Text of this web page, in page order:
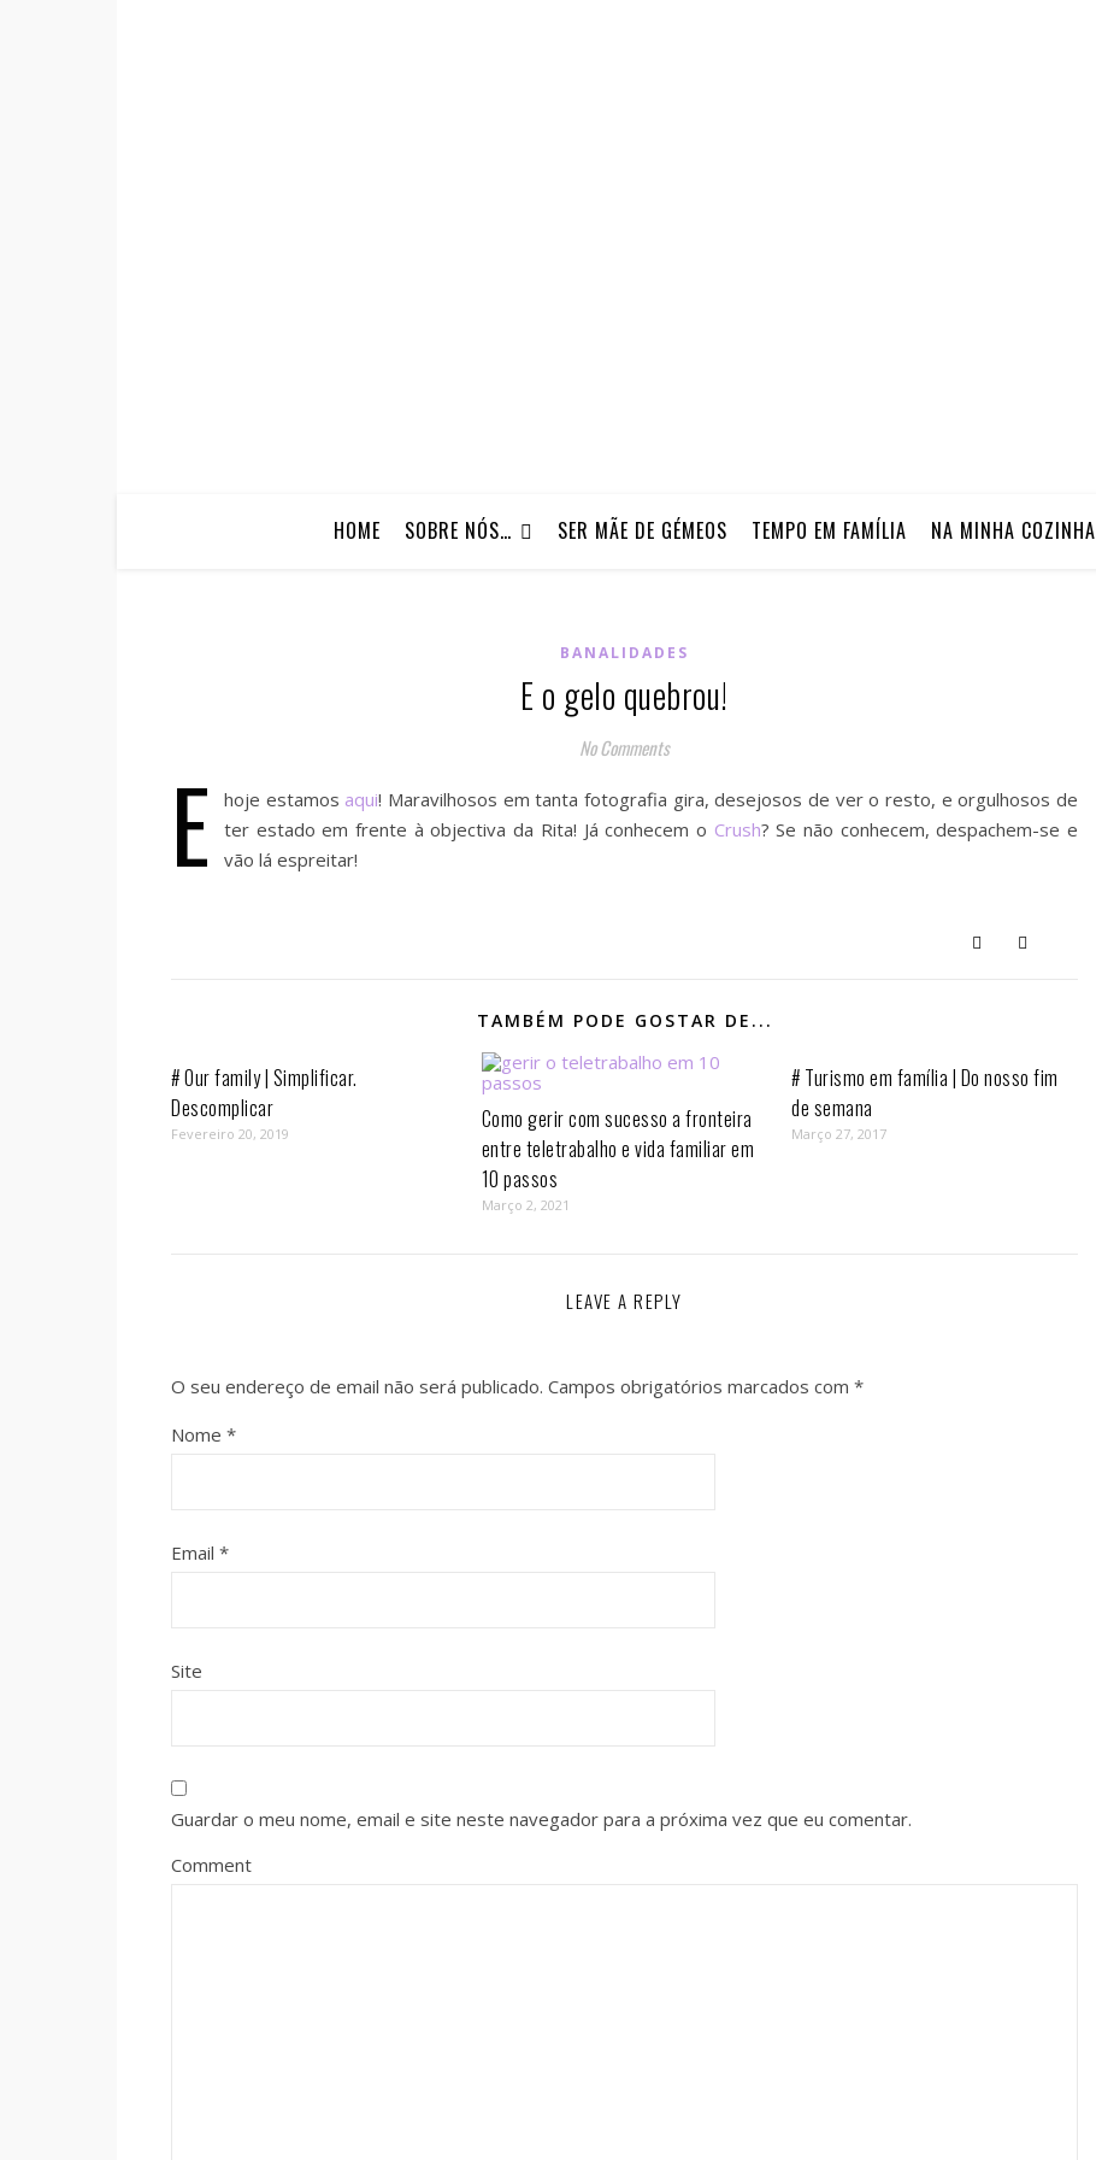
HOME SOBRE NÓS… SER MÃE DE GÉMEOS TEMPO EM FAMÍLIA NA MINHA COZINHA
BANALIDADES
E o gelo quebrou!
No Comments
E hoje estamos aqui! Maravilhosos em tanta fotografia gira, desejosos de ver o resto, e orgulhosos de
ter estado em frente à objectiva da Rita! Já conhecem o Crush? Se não conhecem, despachem-se e
vão lá espreitar!
TAMBÉM PODE GOSTAR DE...
# Our family | Simplificar.
Descomplicar
Fevereiro 20, 2019
Como gerir com sucesso a fronteira
entre teletrabalho e vida familiar em
10 passos⁣
Março 2, 2021
# Turismo em família | Do nosso fim
de semana
Março 27, 2017
LEAVE A REPLY
O seu endereço de email não será publicado. Campos obrigatórios marcados com *
Nome *
Email *
Site
Guardar o meu nome, email e site neste navegador para a próxima vez que eu comentar.
Comment